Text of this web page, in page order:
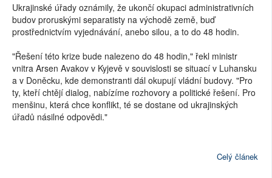
Ukrajinské úřady oznámily, že ukončí okupaci administrativních
budov proruskými separatisty na východě země, buď
prostřednictvím vyjednávání, anebo silou, a to do 48 hodin.
"Řešení této krize bude nalezeno do 48 hodin," řekl ministr
vnitra Arsen Avakov v Kyjevě v souvislosti se situací v Luhansku
a v Doněcku, kde demonstranti dál okupují vládní budovy. "Pro
ty, kteří chtějí dialog, nabízíme rozhovory a politické řešení. Pro
menšinu, která chce konflikt, té se dostane od ukrajinských
úřadů násilné odpovědi."
Celý článek